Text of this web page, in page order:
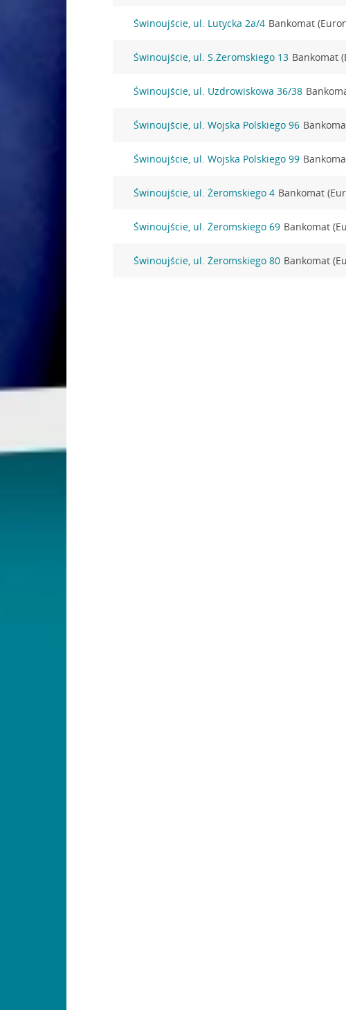
Świnoujście, ul. Lutycka 2a/4 Bankomat
Świnoujście, ul. S.Żeromskiego 13 Bankomat
Świnoujście, ul. Uzdrowiskowa 36/38
Świnoujście, ul. Wojska Polskiego 96
Świnoujście, ul. Wojska Polskiego 99
Świnoujście, ul. Żeromskiego 4 Bankomat
Świnoujście, ul. Żeromskiego 69 Bankomat
Świnoujście, ul. Żeromskiego 80 Bankomat